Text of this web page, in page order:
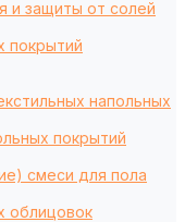
и защиты от солей
покрытий
напольных
покрытий
смеси для пола
облицовок